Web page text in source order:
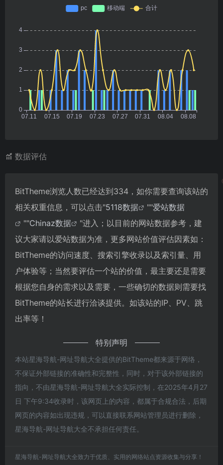
数据评估
BitTheme浏览人数已经达到334，如你需要查询该站的
相关权重信息，可以点击"5118数据 ""爱站数据
""Chinaz数据
"进入；以目前的网站数据参考，建
议大家请以爱站数据为准，更多网站价值评估因素如：
BitTheme的访问速度、搜索引擎收录以及索引量、用
户体验等；当然要评估一个站的价值，最主要还是需要
根据您自身的需求以及需要，一些确切的数据则需要找
BitTheme的站长进行洽谈提供。如该站的IP、PV、跳
出率等！
特别声明
本站星海导航-网址导航大全提供的BitTheme都来源于网络，
不保证外部链接的准确性和完整性，同时，对于该外部链接的
指向，不由星海导航-网址导航大全实际控制，在2025年4月27
日 下午9:34收录时，该网页上的内容，都属于合规合法，后期
网页的内容如出现违规，可以直接联系网站管理员进行删除，
星海导航-网址导航大全不承担任何责任。
星海导航-网址导航大全致力于优质、实用的网络站点资源收集与分享！